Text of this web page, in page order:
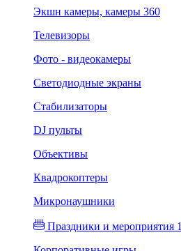
Экшн камеры, камеры 360
Телевизоры
Фото - видеокамеры
Светодиодные экраны
Стабилизаторы
DJ пульты
Объективы
Квадрокоптеры
Микронаушники
Праздники и мероприятия 1